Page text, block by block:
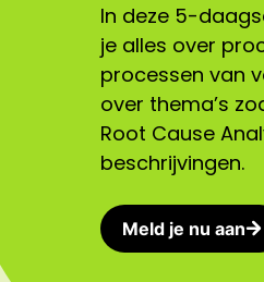
In deze 5-
je alles over
processen van
over thema’s
Root Cause
beschrijvingen.
Meld je nu aan